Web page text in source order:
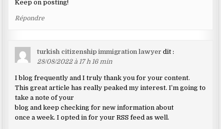
Keep on posting!
Répondre
turkish citizenship immigration lawyer dit :
28/08/2022 à 17 h 16 min
I blog frequently and I truly thank you for your content.
This great article has really peaked my interest. I’m going to
take a note of your
blog and keep checking for new information about
once a week. I opted in for your RSS feed as well.